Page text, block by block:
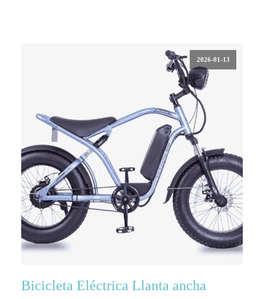
2026-01-13
Bicicleta Eléctrica Llanta ancha